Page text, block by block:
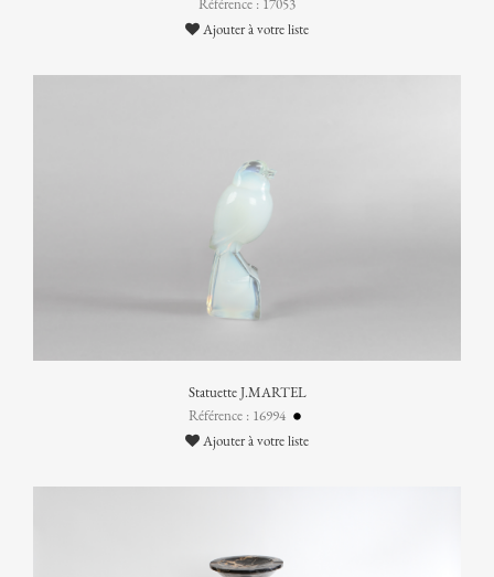
Référence : 17053
Ajouter à votre liste
Statuette J.MARTEL
Référence : 16994
Ajouter à votre liste